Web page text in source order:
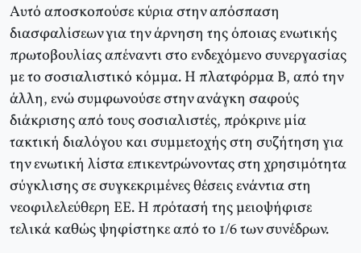
Αυτό αποσκοπούσε κύρια στην απόσπαση
διασφαλίσεων για την άρνηση της όποιας ενωτικής
πρωτοβουλίας απέναντι στο ενδεχόμενο συνεργασίας
με το σοσιαλιστικό κόμμα. Η πλατφόρμα Β, από την
άλλη, ενώ συμφωνούσε στην ανάγκη σαφούς
διάκρισης από τους σοσιαλιστές, πρόκρινε μία
τακτική διαλόγου και συμμετοχής στη συζήτηση για
την ενωτική λίστα επικεντρώνοντας στη χρησιμότητα
σύγκλισης σε συγκεκριμένες θέσεις ενάντια στη
νεοφιλελεύθερη ΕΕ. Η πρότασή της μειοψήφισε
τελικά καθώς ψηφίστηκε από το 1/6 των συνέδρων.